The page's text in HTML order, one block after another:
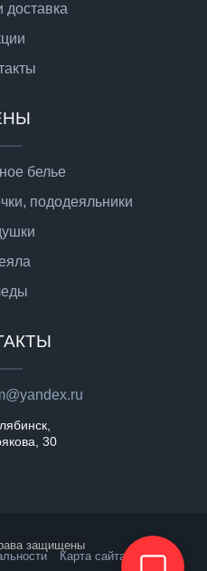
доставка
белье
пододеяльники
30
защищены
Карта сайта